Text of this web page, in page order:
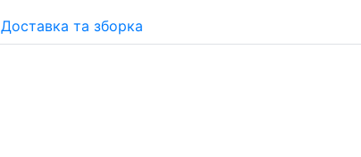
Доставка та зборка